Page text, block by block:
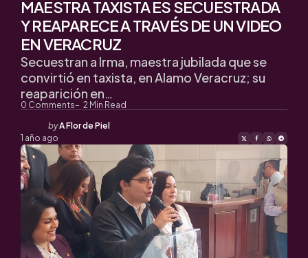
MAESTRA TAXISTA ES SECUESTRADA
Y REAPARECE A TRAVÉS DE UN VIDEO
EN VERACRUZ
0 Comments 2 Min Read
Secuestran a Irma, maestra jubilada que se
convirtió en taxista, en Alamo Veracruz; su
reaparición en…
Posted
by
byA Flor de Piel
1 año ago